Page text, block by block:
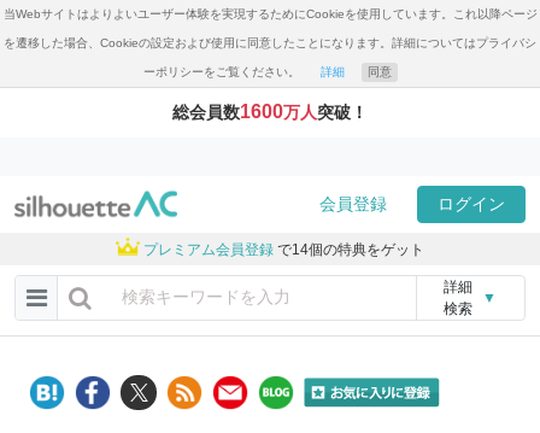
当Webサイトはよりよいユーザー体験を実現するためにCookieを使用しています。これ以降ページ
を遷移した場合、Cookieの設定および使用に同意したことになります。詳細についてはプライバシ
ーポリシーをご覧ください。 詳細 同意
総会員数1600万人突破！
会員登録 ログイン
プレミアム会員登録 で14個の特典をゲット
詳細
検索
▼